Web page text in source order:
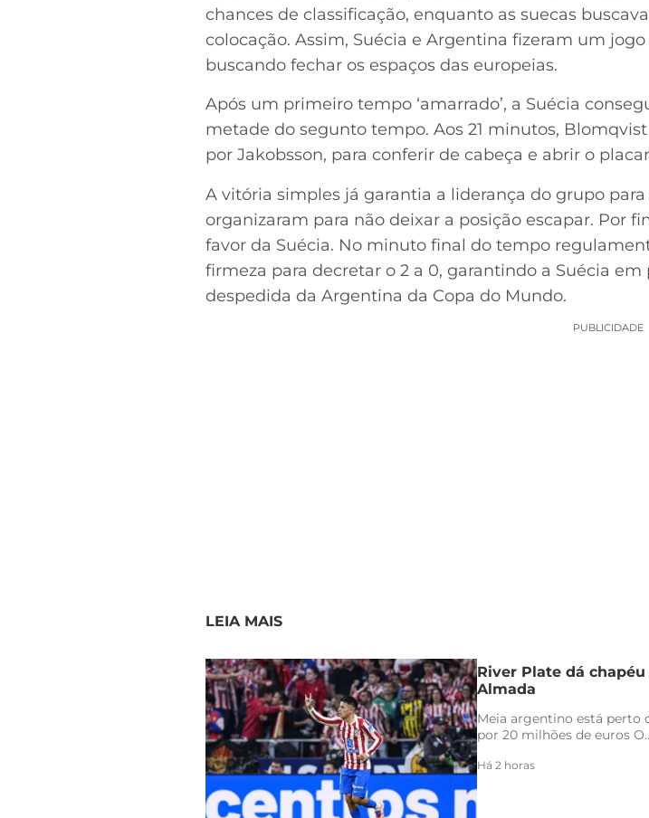
chances de classificação, enquanto as suecas
colocação. Assim, Suécia e Argentina fizeram um
buscando fechar os espaços das europeias.
Após um primeiro tempo ‘amarrado’, a Suécia
metade do segunto tempo. Aos 21 minutos,
por Jakobsson, para conferir de cabeça e abrir o
A vitória simples já garantia a liderança do grupo para
organizaram para não deixar a posição escapar. Por
favor da Suécia. No minuto final do tempo
firmeza para decretar o 2 a 0, garantindo a Suécia
despedida da Argentina da Copa do Mundo.
PUBLICIDADE
LEIA MAIS
River Plate dá
Almada
Meia argentino está perto
por 20 milhões de euros
Há 2 horas